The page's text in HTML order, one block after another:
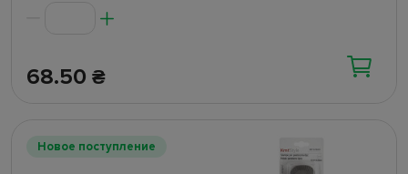
68.50 ₴
Новое поступление